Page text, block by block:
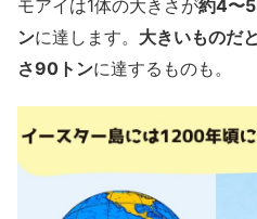
モアイは1体の大きさが約4〜
ンに達します。 大きいものだ
さ90トンに達するものも。